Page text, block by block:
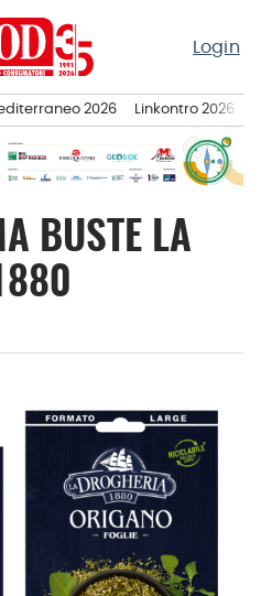
Login
2026 Linkontro 2026
BUSTE LA